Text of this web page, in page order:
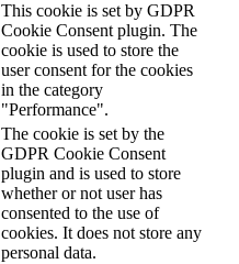
This cookie is set by GDPR
Cookie Consent plugin. The
cookie is used to store the
user consent for the cookies
in the category
"Performance".
The cookie is set by the
GDPR Cookie Consent
plugin and is used to store
whether or not user has
consented to the use of
cookies. It does not store any
personal data.